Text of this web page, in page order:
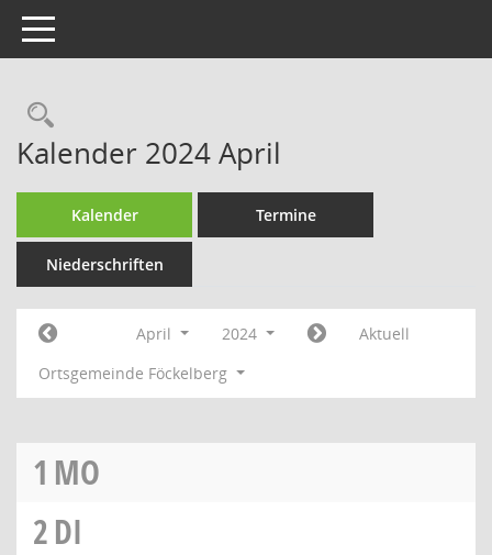
Toggle navigation
Rechercheauswahl
Kalender 2024 April
Kalender Termine
Niederschriften
April 2024
Aktuell
Ortsgemeinde Föckelberg
1 MO
2DI